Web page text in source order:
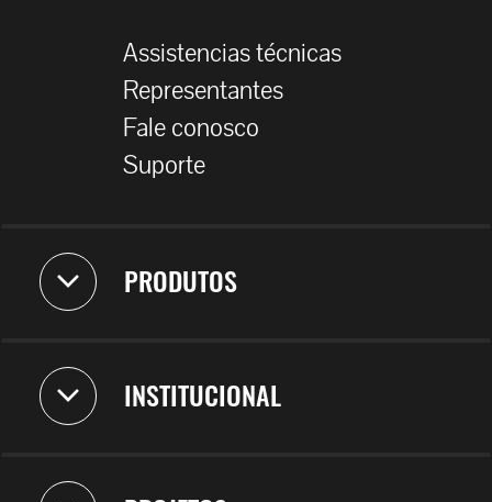
Assistencias técnicas
Representantes
Fale conosco
Suporte
PRODUTOS
INSTITUCIONAL